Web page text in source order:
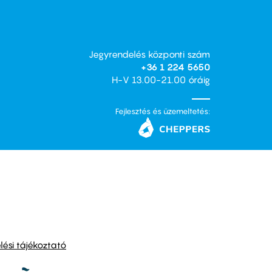
Jegyrendelés központi szám
+36 1 224 5650
H-V 13.00-21.00 óráig
Fejlesztés és üzemeltetés:
tájékoztató